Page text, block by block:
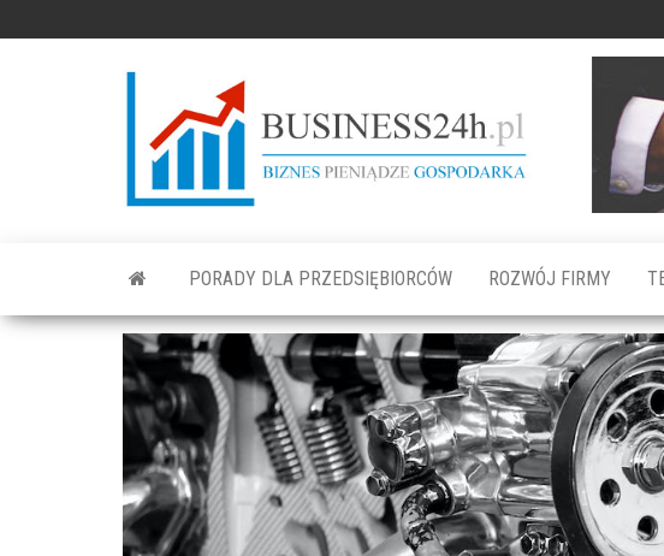
PORADY DLA PRZEDSIĘBIORCÓW ROZWÓJ FIRMY